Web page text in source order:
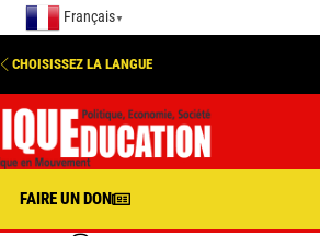
Français ▼
CHOISISSEZ LA LANGUE
FAIRE UN DON